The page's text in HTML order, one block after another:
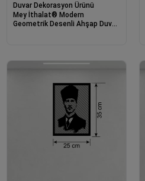
Duvar Dekorasyon Ürünü
Mey İthalat® Modern
Geometrik Desenli Ahşap Duvar